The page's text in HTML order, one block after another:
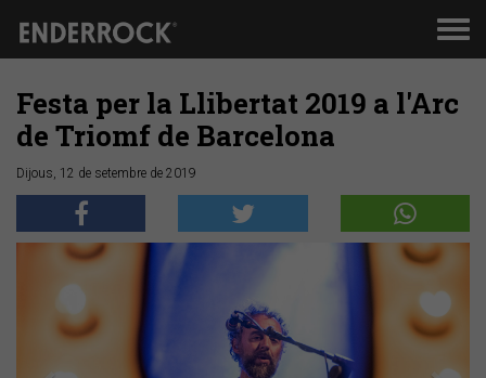
Festa per la Llibertat 2019 a l'Arc
de Triomf de Barcelona
Dijous, 12 de setembre de 2019
Anterior